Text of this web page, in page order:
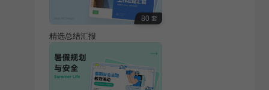
80 套
精选总结汇报